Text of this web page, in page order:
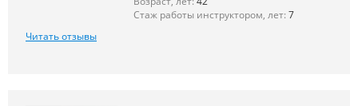
Стаж работы инструктором, лет: 7
Читать отзывы